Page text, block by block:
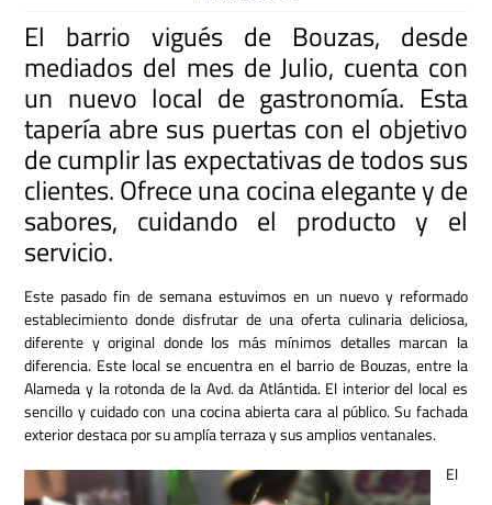
El barrio vigués de Bouzas, desde
mediados del mes de Julio, cuenta con
un nuevo local de gastronomía. Esta
tapería abre sus puertas con el objetivo
de cumplir las expectativas de todos sus
clientes. Ofrece una cocina elegante y de
sabores, cuidando el producto y el
servicio.
Este pasado fin de semana estuvimos en un nuevo y reformado
establecimiento donde disfrutar de una oferta culinaria deliciosa,
diferente y original donde los más mínimos detalles marcan la
diferencia. Este local se encuentra en el barrio de Bouzas, entre la
Alameda y la rotonda de la Avd. da Atlántida. El interior del local es
sencillo y cuidado con una cocina abierta cara al público. Su fachada
exterior destaca por su amplía terraza y sus amplios ventanales.
El